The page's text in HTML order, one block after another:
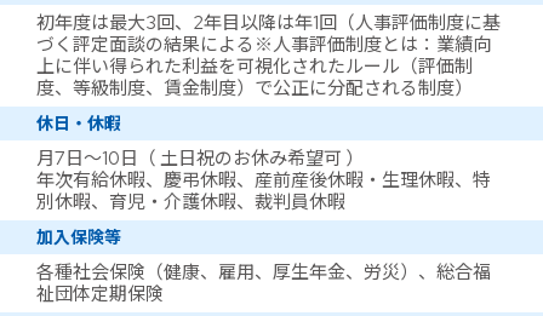
初年度は最大3回、2年目以降は年1回（人事評価制度に基
づく評定面談の結果による※人事評価制度とは：業績向
上に伴い得られた利益を可視化されたルール（評価制
度、等級制度、賃金制度）で公正に分配される制度）
休日・休暇
月7日～10日（ 土日祝のお休み希望可 ）
年次有給休暇、慶弔休暇、産前産後休暇・生理休暇、特
別休暇、育児・介護休暇、裁判員休暇
加入保険等
各種社会保険（健康、雇用、厚生年金、労災）、総合福
祉団体定期保険